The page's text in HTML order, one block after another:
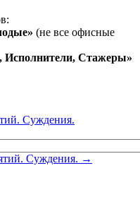
(не все офисные
Исполнители, Стажеры»
Суждения.
Суждения. →